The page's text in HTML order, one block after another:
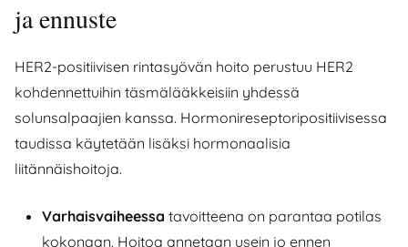
ja ennuste
HER2-positiivisen rintasyövän hoito perustuu HER2
kohdennettuihin täsmälääkkeisiin yhdessä
solunsalpaajien kanssa. Hormonireseptoripositiivisessa
taudissa käytetään lisäksi hormonaalisia
liitännäishoitoja.
Varhaisvaiheessa tavoitteena on parantaa potilas
kokonaan. Hoitoa annetaan usein jo ennen